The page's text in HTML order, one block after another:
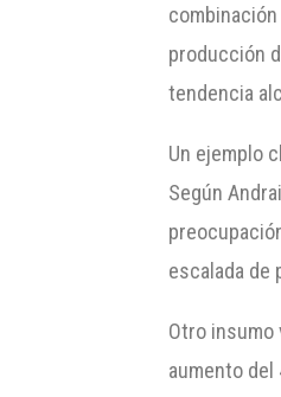
producción
tendencia
Un ejemplo
Según
escalada de
Otro insumo
aumento